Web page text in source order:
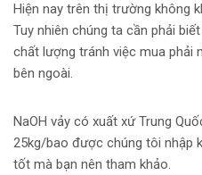
Hiện nay trên thị trường không
Tuy nhiên chúng ta cần phải
chất lượng tránh việc mua phải
bên ngoài.
NaOH vảy có xuất xứ Trung
25kg/bao được chúng tôi nhập
tốt mà bạn nên tham khảo.